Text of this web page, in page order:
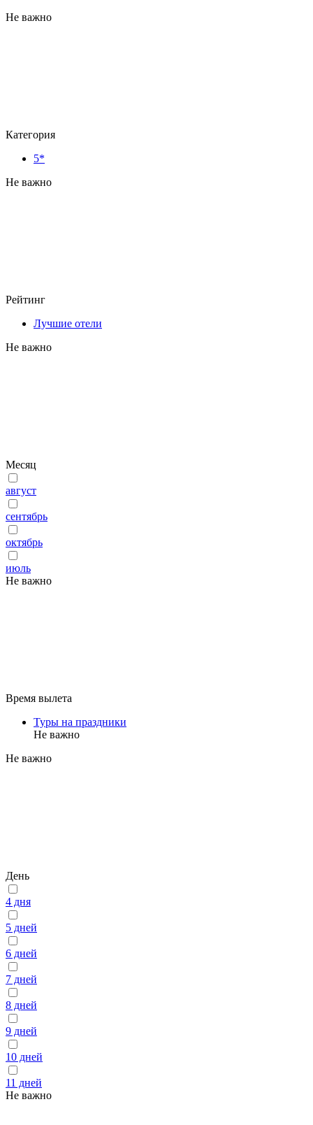
Не важно
Категория
5*
Не важно
Рейтинг
Лучшие отели
Не важно
Месяц
август
сентябрь
октябрь
июль
Не важно
Время вылета
Туры на праздники
Не важно
Не важно
День
4 дня
5 дней
6 дней
7 дней
8 дней
9 дней
10 дней
11 дней
Не важно